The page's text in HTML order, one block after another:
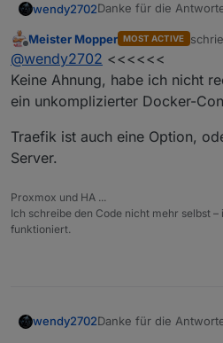
wendy2702Danke für die
@Meister-Mopper:
konfiguriert. Da
umstellen oder gibt
Apache.
@Dr-Bakterius : das
grundsätzlich die
4 Personen und
etwas gibt.
Wenn du eigenes
aus deiner Sicht
Offline
Meister Mopper MOST ACTIVE
@wendy2702 <<<<<<
Keine Ahnung, habe ich nicht
ein unkomplizierter Docker-
Traefik ist auch eine Option,
Server.
Proxmox und HA ...
Ich schreibe den Code nicht mehr selbst
funktioniert.
wendy2702Danke für die